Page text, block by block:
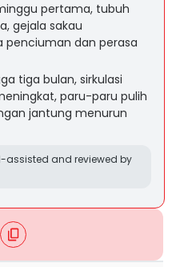
pertama, tubuh
gejala sakau
dan perasa
tiga bulan, sirkulasi
paru-paru pulih
jantung menurun
assisted and reviewed by